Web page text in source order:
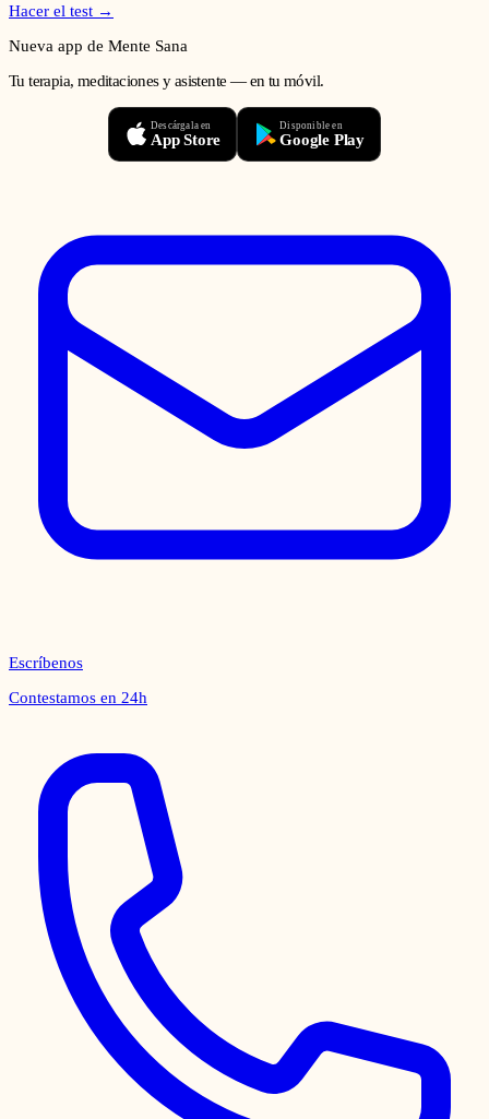
Hacer el test →
Nueva app de Mente Sana
Tu terapia, meditaciones y asistente — en tu móvil.
Descárgala en
App Store
Disponible en
Google Play
Escríbenos
Contestamos en 24h